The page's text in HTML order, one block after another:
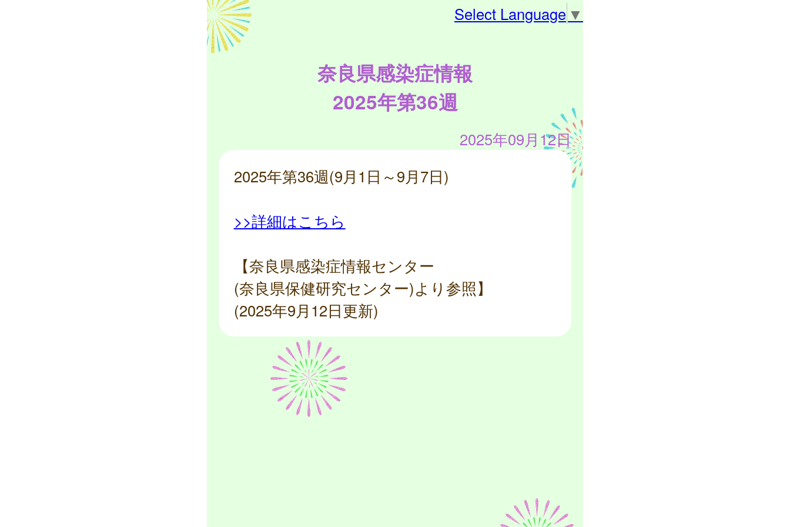
Select Language ▼
奈良県感染症情報
2025年第36週
2025年09月12日
2025年第36週(9月1日～9月7日)
>>詳細はこちら
【奈良県感染症情報センター
(奈良県保健研究センター)より参照】
(2025年9月12日更新)